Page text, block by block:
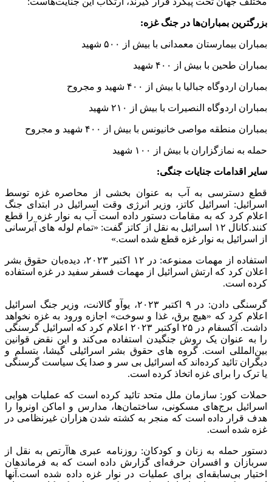
حملات کور: سازمان ملل متحد تائید کرده است که عملیات هوایی
اسرائیل برج‌های مسکونی، ساختمان‌ها، مدارس و اماکن اونروا را
غزه شده است.
دستور حمله به زنان و کودکان: روزنامه عبری هاآرتص به نقل از
اختیار بی‌سابقه‌ای برای عملیات در نوار غزه داده شده است.آنها
افزودند که فرماندهان اجازه یا دستور کشتن زنان، کودکان و مردان
غیرمسلح را در کریدور نتزاریم داده‌اند .
محاصره طولانی مدت مردم فلسطین: در میان فهرست جنایات
جنگی اسرائیل، محاصره طولانی مدت غزه حتی قبل از جنگ و ایجاد
محدودیت و یا جلوگیری کامل از رسیدن اقلام ضروری، جلوگیری از
دریافت خدمات عمومی و درمانی، جلوگیری از کشاورزی، جلوگیری
از ماهیگیری و همچنین انتقال فلسطینیان به اردوگاه‌های موقت و
حتی تحقیر، توهین و سایر اقدامات مشابه نمونه‌‍‌های بارز رفتار
جنایت آمیز اسرائیل در جنگ غزه با غیرنظامیان و مردم عادی است.
جنایات جنگی اسرائیل به عدد
را از گزارش دفتر اطلاع رسانی دولتی در غزه می‌توان بدست آورد.
براساس آخرین گزارش دفتر اطلاع رسانی دولتی در غزه، اسرائیل
در طول ۱۵ ماه جنگ علیه غزه مرتکیب این جنایات شده است:
۳۸۳۸مورد: آمار قتل‌عام‌ها در غزه
۱۷۵۸۱ نفر: آمار شهدای کودک
۱۲۵۸۱ نفر: آمار شهدای زن
۲۱۲ مورد: آمار شهدای نوزاد
۸۲۷ نفر: آمار کودکان شهید زیر یک سال
۱۳۷۰ خانواده: آمار خانواده‌‍‌های به طور کامل شهید شده
۴۴ نفر: آمار شهدا بر اثر سوء تغذیه شدید و گرسنگی
۱۱۰۰ نفر: آمار شهدای پرسنل پزشکی و درمانی
– ۷۳۰ نفر: آمار شهدای پلیس و پرسنل امدادی